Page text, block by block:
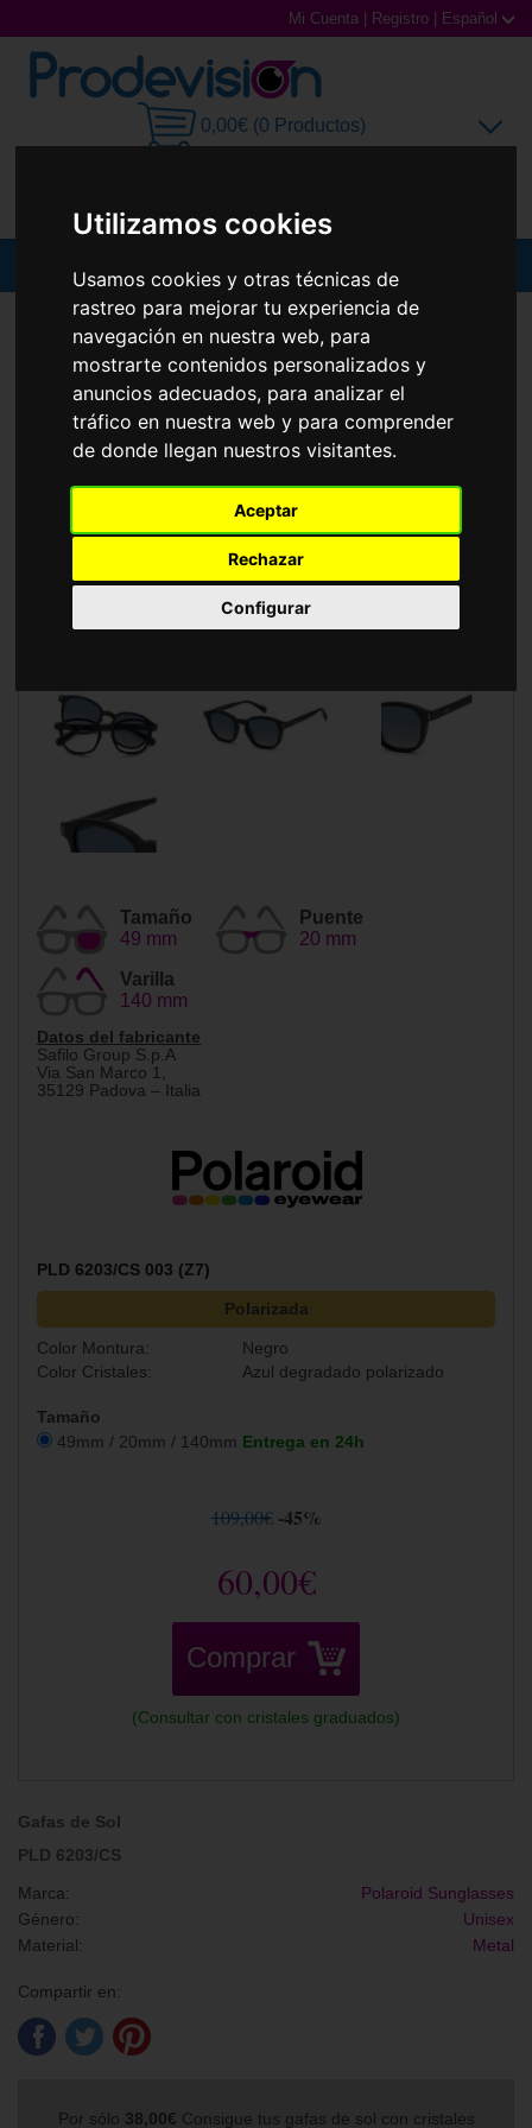
Utilizamos cookies
Usamos cookies y otras técnicas de
rastreo para mejorar tu experiencia de
navegación en nuestra web, para
mostrarte contenidos personalizados y
anuncios adecuados, para analizar el
tráfico en nuestra web y para comprender
de donde llegan nuestros visitantes.
Aceptar
Rechazar
Configurar
Mi Cuenta Registro Español
0,00€ (0 Productos)
Gafas de Sol
Gafas Graduadas
Gafas Deportivas
Lentillas
Accesorios
POLAROID SUNGLASSES
Tamaño
49 mm
Puente
20 mm
Varilla
140 mm
Datos del fabricante
Safilo Group S.p.A
Via San Marco 1,
35129 Padova – Italia
PLD 6203/CS 003 (Z7)
Polarizada
Color Montura:
Negro
Color Cristales:
Azul degradado polarizado
Tamaño
49mm / 20mm / 140mm Entrega en 24h
109,00€ -45%
60,00€
Comprar
(Consultar con cristales graduados)
Gafas de Sol
PLD 6203/CS
Marca:
Polaroid Sunglasses
Género:
Unisex
Material:
Metal
Compartir en:
Por sólo 38,00€ Consigue tus gafas de sol con cristales